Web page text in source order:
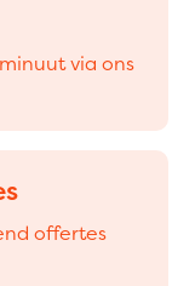
via ons
offertes